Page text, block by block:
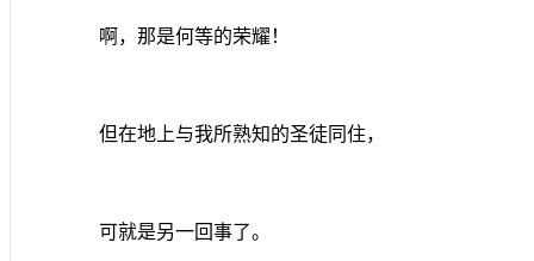
啊，那是何等的荣耀！
但在地上与我所熟知的圣徒同住，
可就是另一回事了。